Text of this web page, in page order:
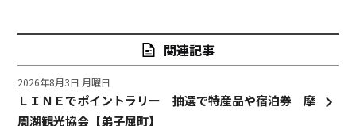
関連記事
ＬＩＮＥでポイントラリー 抽選で特産品や宿泊券 摩
周湖観光協会【弟子屈町】
2026年8月3日 月曜日